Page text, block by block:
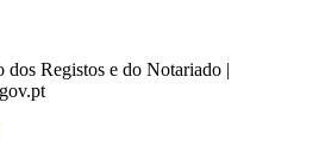
dos Registos e do Notariado |